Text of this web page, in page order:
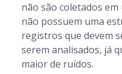
não são coletados
não possuem uma
registros que devem
serem analisados, já
maior de ruídos.